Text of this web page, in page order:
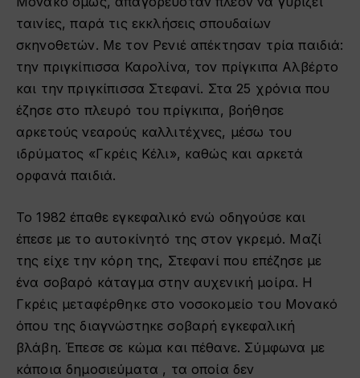
ταινίες, παρά τις εκκλήσεις σπουδαίων
σκηνοθετών. Με τον Ρενιέ απέκτησαν τρία παιδιά:
την πριγκίπισσα Καρολίνα, τον πρίγκιπα Αλβέρτο
και την πριγκίπισσα Στεφανί. Στα 25 χρόνια που
έζησε στο πλευρό του πρίγκιπα, βοήθησε
αρκετούς νεαρούς καλλιτέχνες, μέσω του
ιδρύματος «Γκρέις Κέλι», καθώς και αρκετά
ορφανά παιδιά.
Το 1982 έπαθε εγκεφαλικό ενώ οδηγούσε και
έπεσε με το αυτοκίνητό της στον γκρεμό. Μαζί
της είχε την κόρη της, Στεφανί που επέζησε με
ένα σοβαρό κάταγμα στην αυχενική μοίρα. Η
Γκρέις μεταφέρθηκε στο νοσοκομείο του Μονακό
όπου της διαγνώστηκε σοβαρή εγκεφαλική
βλάβη. Έπεσε σε κώμα και πέθανε. Σύμφωνα με
κάποια δημοσιεύματα , τα οποία δεν